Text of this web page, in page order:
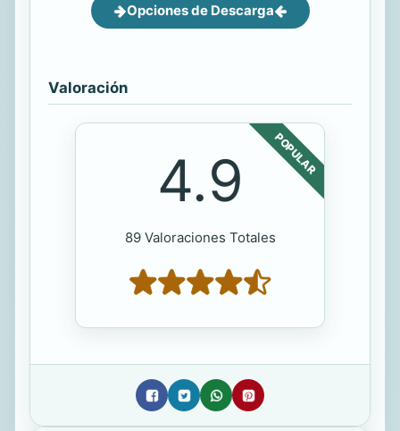
Opciones de Descarga
Valoración
POPULAR
4.9
89 Valoraciones Totales